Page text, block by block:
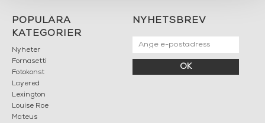
POPULÄRA
KATEGORIER
Nyheter
Fornasetti
Fotokonst
Layered
Lexington
Louise Roe
Mateus
NYHETSBREV
OK